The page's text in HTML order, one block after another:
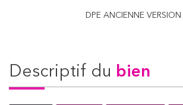
DPE ANCIENNE VERSION
descriptif du bien